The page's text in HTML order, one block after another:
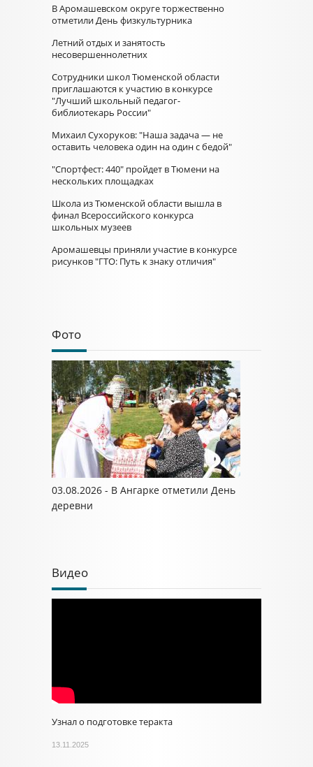
В Аромашевском округе торжественно
отметили День физкультурника
Летний отдых и занятость
несовершеннолетних
Сотрудники школ Тюменской области
приглашаются к участию в конкурсе
"Лучший школьный педагог-
библиотекарь России"
Михаил Сухоруков: "Наша задача — не
оставить человека один на один с бедой"
"Спортфест: 440" пройдет в Тюмени на
нескольких площадках
Школа из Тюменской области вышла в
финал Всероссийского конкурса
школьных музеев
Аромашевцы приняли участие в конкурсе
рисунков "ГТО: Путь к знаку отличия"
Фото
03.08.2026 - В Ангарке отметили День
деревни
Видео
Узнал о подготовке теракта
13.11.2025